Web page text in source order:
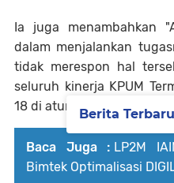
Ia juga menambahkan
dalam menjalankan
tidak merespon hal
seluruh kinerja KPUM
18 di aturan tambahan,"
Baca Juga : LP2M
Bimtek Optimalisasi
Berita Terbaru